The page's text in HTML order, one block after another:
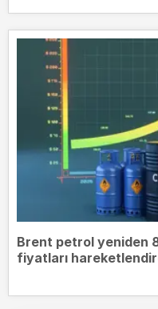
Brent petrol yeniden
fiyatları